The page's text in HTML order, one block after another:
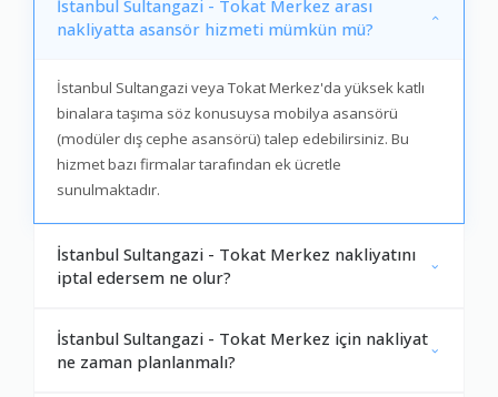
İstanbul Sultangazi - Tokat Merkez arası
nakliyatta asansör hizmeti mümkün mü?
İstanbul Sultangazi veya Tokat Merkez'da yüksek katlı
binalara taşıma söz konusuysa mobilya asansörü
(modüler dış cephe asansörü) talep edebilirsiniz. Bu
hizmet bazı firmalar tarafından ek ücretle
sunulmaktadır.
İstanbul Sultangazi - Tokat Merkez nakliyatını
iptal edersem ne olur?
İstanbul Sultangazi - Tokat Merkez için nakliyat
ne zaman planlanmalı?